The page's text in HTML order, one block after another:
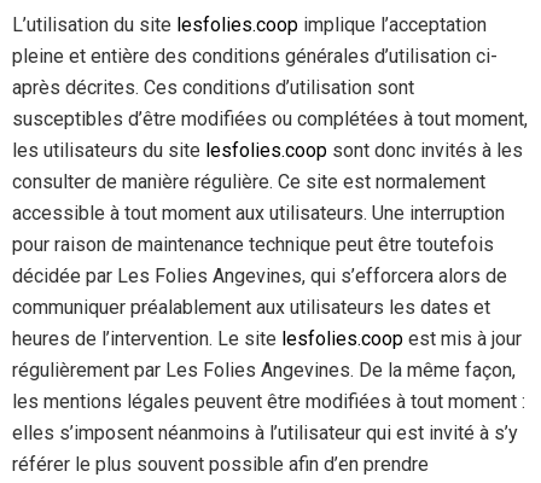
L’utilisation du site lesfolies.coop implique l’acceptation
pleine et entière des conditions générales d’utilisation ci-
après décrites. Ces conditions d’utilisation sont
susceptibles d’être modifiées ou complétées à tout moment,
les utilisateurs du site lesfolies.coop sont donc invités à les
consulter de manière régulière. Ce site est normalement
accessible à tout moment aux utilisateurs. Une interruption
pour raison de maintenance technique peut être toutefois
décidée par Les Folies Angevines, qui s’efforcera alors de
communiquer préalablement aux utilisateurs les dates et
heures de l’intervention. Le site lesfolies.coop est mis à jour
régulièrement par Les Folies Angevines. De la même façon,
les mentions légales peuvent être modifiées à tout moment :
elles s’imposent néanmoins à l’utilisateur qui est invité à s’y
référer le plus souvent possible afin d’en prendre